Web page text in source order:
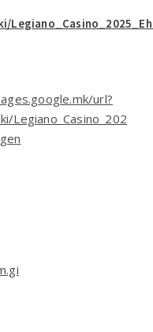
url?
Legiano_Casino_202